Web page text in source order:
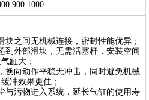
900 1000
块之间无机械连接，密封性能优异；
到外部滑块，无需活塞杆，安装空间
缸大；
换向动作平稳无冲击，同时避免机械
冲效果更佳；
与污物进入系统，延长气缸的使用寿